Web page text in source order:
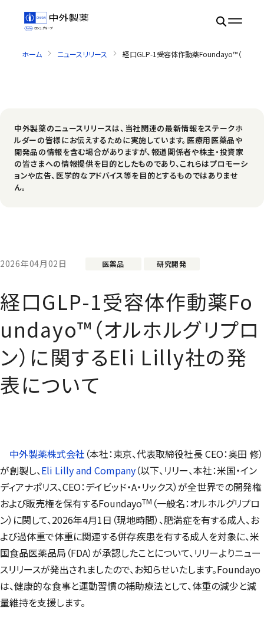
ホーム ニュースリリース 経口GLP-1受容体作動薬Foundayo™（オルホ
中外製薬のニュースリリースは、当社関連の最新情報をステークホ
ルダーの皆様にお伝えするために実施しています。医療用医薬品や
開発品の情報を含む場合がありますが、報道関係者や株主・投資家
の皆さまへの情報提供を目的としたものであり、これらはプロモーシ
ョンや広告、医学的なアドバイス等を目的とするものではありませ
ん。
2026年04月02日 医薬品 研究開発
経口GLP-1受容体作動薬Fo
undayo™（オルホルグリプロ
ン）に関するEli Lilly社の発
表について
中外製薬株式会社 （本社：東京、代表取締役社長 CEO：奥田 修）
が創製し、Eli Lilly and Company（以下、リリー、本社：米国・イン
ディアナポリス、CEO：デイビッド・A・リックス）が全世界での開発権
および販売権を保有するFoundayoTM （一般名：オルホルグリプロ
ン）に関して、2026年4月1日（現地時間）、肥満症を有する成人、お
よび過体重で体重に関連する併存疾患を有する成人を対象に、米
国食品医薬品局（FDA）が承認したことについて、リリーよりニュー
スリリースが発出されましたので、お知らせいたします。Foundayo
は、健康的な食事と運動習慣の補助療法として、体重の減少と減
量維持を支援します。